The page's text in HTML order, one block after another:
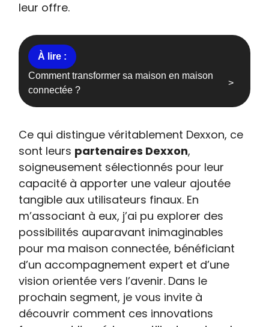
leur offre.
Comment transformer sa maison en maison
connectée ?
Ce qui distingue véritablement Dexxon, ce
sont leurs partenaires Dexxon,
soigneusement sélectionnés pour leur
capacité à apporter une valeur ajoutée
tangible aux utilisateurs finaux. En
m’associant à eux, j’ai pu explorer des
possibilités auparavant inimaginables
pour ma maison connectée, bénéficiant
d’un accompagnement expert et d’une
vision orientée vers l’avenir. Dans le
prochain segment, je vous invite à
découvrir comment ces innovations